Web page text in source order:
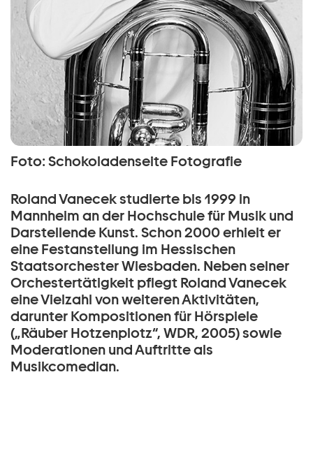
Foto: Schokoladenseite Fotografie
Roland Vanecek studierte bis 1999 in
Mannheim an der Hochschule für Musik und
Darstellende Kunst. Schon 2000 erhielt er
eine Festanstellung im Hessischen
Staatsorchester Wiesbaden. Neben seiner
Orchestertätigkeit pflegt Roland Vanecek
eine Vielzahl von weiteren Aktivitäten,
darunter Kompositionen für Hörspiele
(„Räuber Hotzenplotz“, WDR, 2005) sowie
Moderationen und Auftritte als
Musikcomedian.